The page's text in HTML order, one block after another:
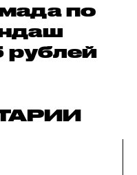
по
рублей